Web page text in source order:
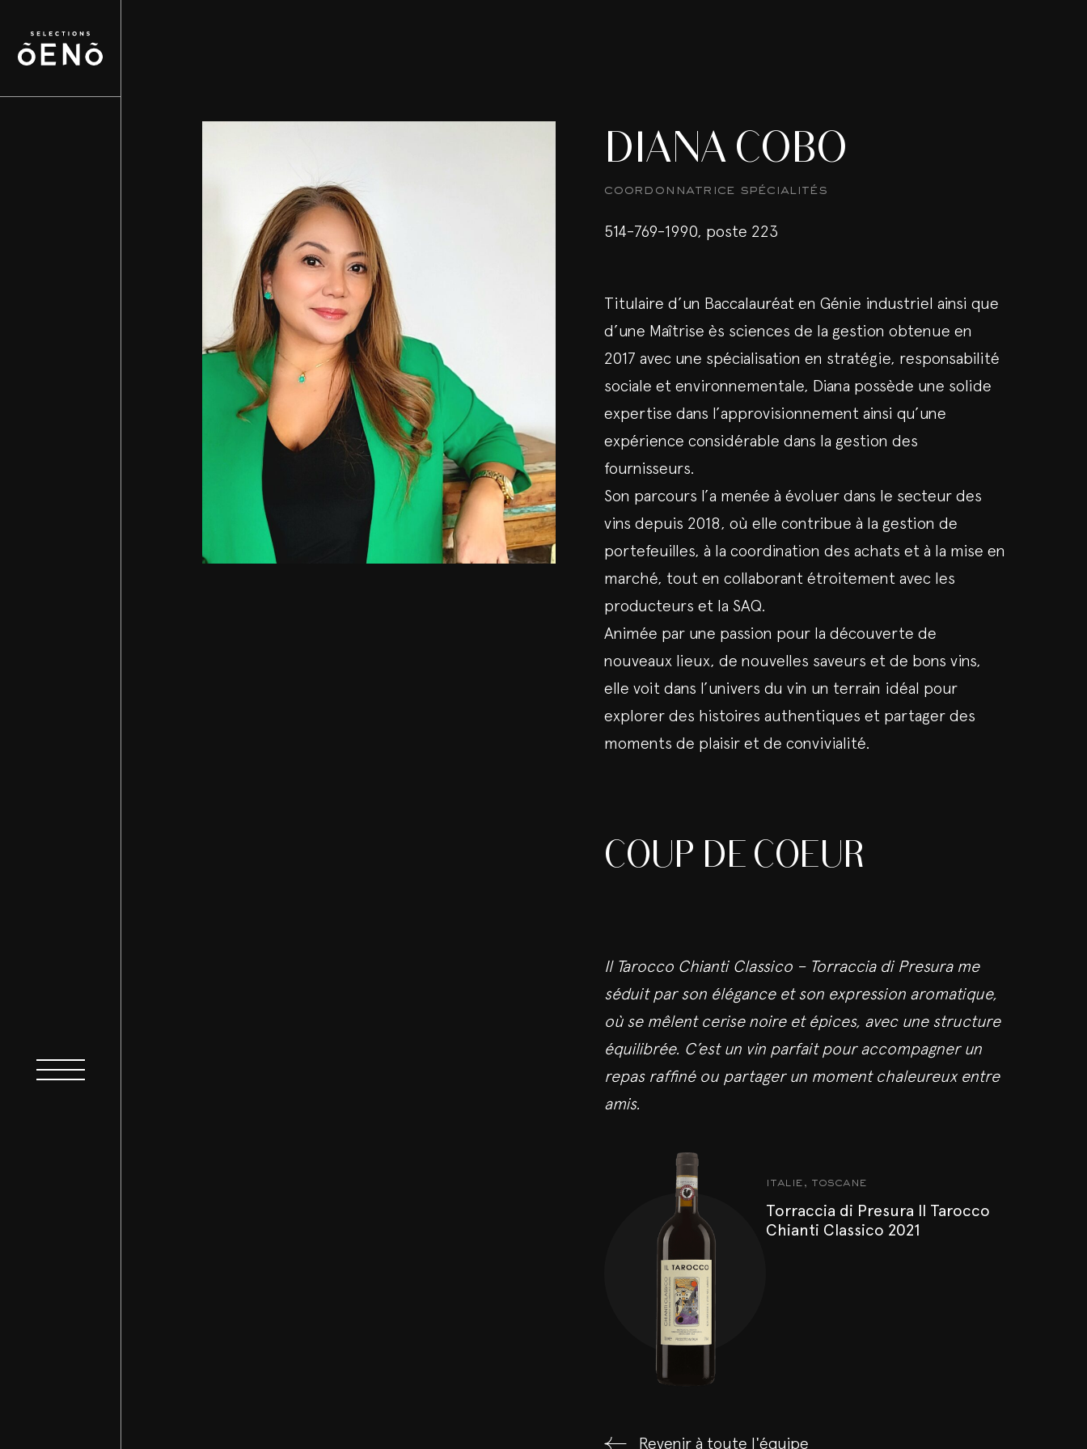
DIANA COBO
coordonnatrice spécialités
514-769-1990, poste 223
Titulaire d’un Baccalauréat en Génie industriel ainsi que
d’une Maîtrise ès sciences de la gestion obtenue en
2017 avec une spécialisation en stratégie, responsabilité
sociale et environnementale, Diana possède une solide
expertise dans l’approvisionnement ainsi qu’une
expérience considérable dans la gestion des
fournisseurs.
Son parcours l’a menée à évoluer dans le secteur des
vins depuis 2018, où elle contribue à la gestion de
portefeuilles, à la coordination des achats et à la mise en
marché, tout en collaborant étroitement avec les
producteurs et la SAQ.
Animée par une passion pour la découverte de
nouveaux lieux, de nouvelles saveurs et de bons vins,
elle voit dans l’univers du vin un terrain idéal pour
explorer des histoires authentiques et partager des
moments de plaisir et de convivialité.
COUP DE COEUR
Il Tarocco Chianti Classico – Torraccia di Presura me
séduit par son élégance et son expression aromatique,
où se mêlent cerise noire et épices, avec une structure
équilibrée. C’est un vin parfait pour accompagner un
repas raffiné ou partager un moment chaleureux entre
amis.
italie, toscane
Torraccia di Presura Il Tarocco
Chianti Classico 2021
Revenir à toute l'équipe